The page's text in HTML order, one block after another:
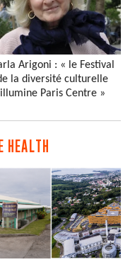
Arigoni : « le Festival
la diversité culturelle
illumine Paris Centre »
HEALTH